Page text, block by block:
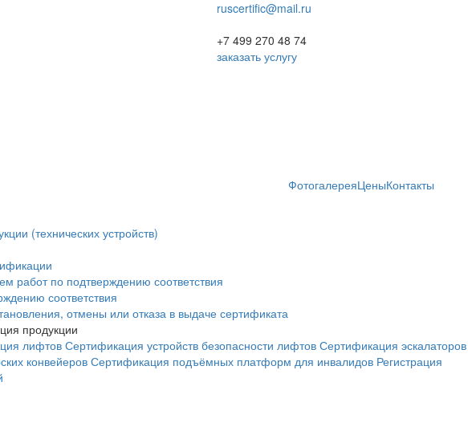
ruscertific@mail.ru
+7 499 270 48 74
заказать услугу
(технических устройств)
работ по подтверждению соответствия
соответствия
отмены или отказа в выдаче сертификата
ФотогалереяЦеныКонтакты
продукции
лифтов Сертификация устройств безопасности лифтов Сертификация эскалаторов
конвейеров Сертификация подъёмных платформ для инвалидов Регистрация